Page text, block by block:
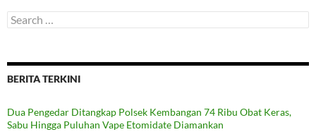
Search
for:
BERITA TERKINI
Dua Pengedar Ditangkap Polsek Kembangan 74 Ribu Obat Keras,
Sabu Hingga Puluhan Vape Etomidate Diamankan